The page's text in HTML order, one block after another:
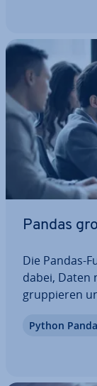
Pandas
Die Pandas-
dabei, Daten
grup­pie­ren
dieser
Python